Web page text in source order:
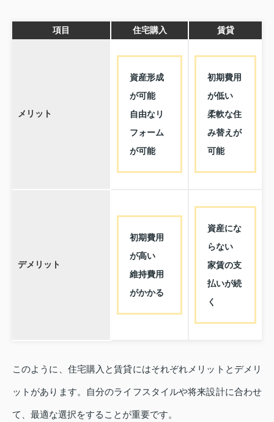
項目 住宅購入 賃貸
メリット
資産形成
が可能
自由なリ
フォーム
が可能
初期費用
が低い
柔軟な住
み替えが
可能
デメリット
初期費用
が高い
維持費用
がかかる
資産にな
らない
家賃の支
払いが続
く
このように、住宅購入と賃貸にはそれぞれメリットとデメリ
ットがあります。自分のライフスタイルや将来設計に合わせ
て、最適な選択をすることが重要です。